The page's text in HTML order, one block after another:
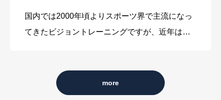
国内では2000年頃よりスポーツ界で主流になっ
てきたビジョントレーニングですが、近年は子
ムビジョンを継続的に体験することで視機能
（ビジョン）は、年齢を問わず効果が現れてき
more